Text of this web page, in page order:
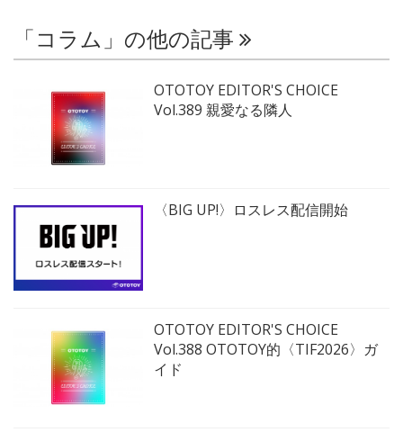
「コラム」の他の記事
OTOTOY EDITOR'S CHOICE
Vol.389 親愛なる隣人
〈BIG UP!〉ロスレス配信開始
OTOTOY EDITOR'S CHOICE
Vol.388 OTOTOY的〈TIF2026〉ガ
イド